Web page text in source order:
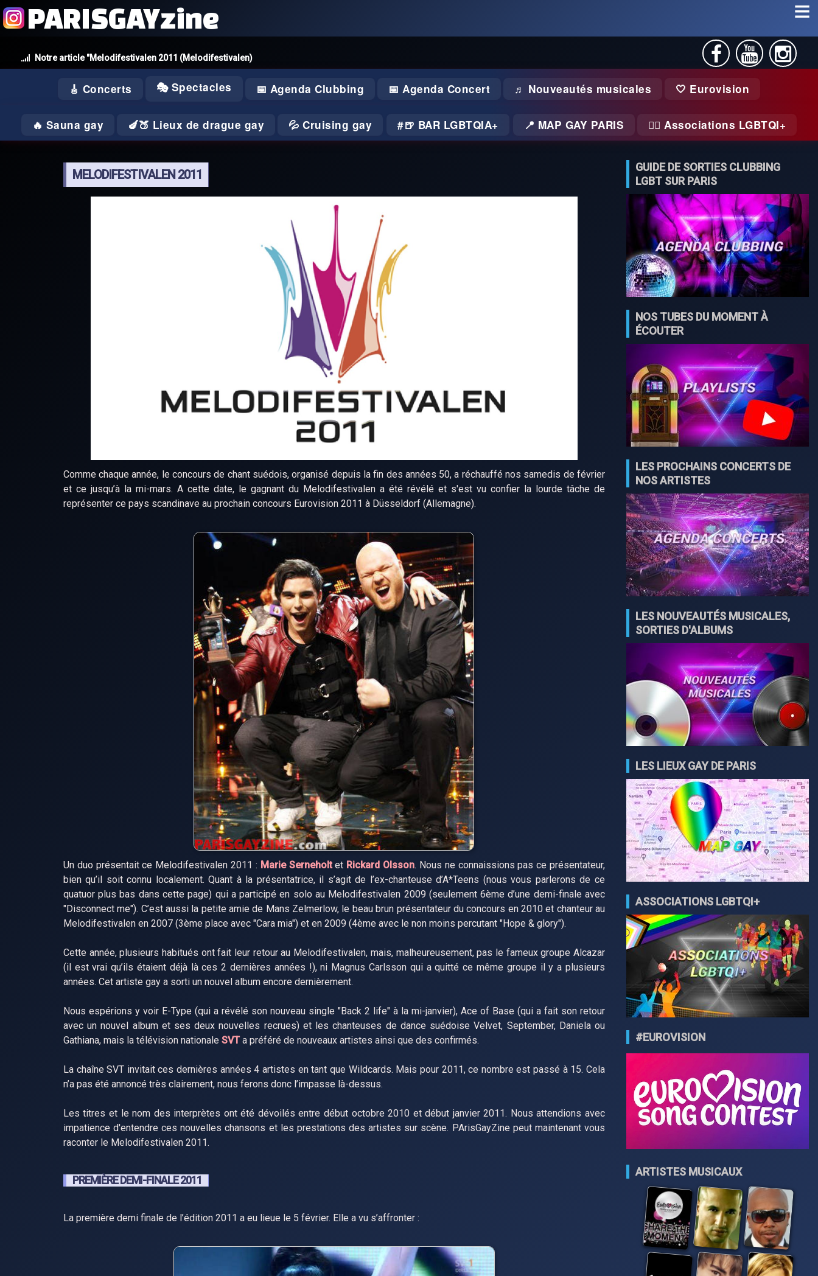
Notre article "Melodifestivalen 2011 (Melodifestivalen)
PARISGAYzine
🎸 Concerts 🎭 Spectacles 📅 Agenda Clubbing 📅 Agenda Concert ♬ Nouveautés musicales 🤍 Eurovision
🔥 Sauna gay 🍆🍑 Lieux de drague gay 💦 Cruising gay 🍺 BAR LGBTQIA+ 📍 MAP GAY PARIS 🏃‍♂️ Associations LGBTQI+
MELODIFESTIVALEN 2011
Comme chaque année, le concours de chant suédois, organisé depuis la fin des années 50, a réchauffé nos samedis de février
et ce jusqu’à la mi-mars. A cette date, le gagnant du Melodifestivalen a été révélé et s'est vu confier la lourde tâche de
représenter ce pays scandinave au prochain concours Eurovision 2011 à Düsseldorf (Allemagne).
Un duo présentait ce Melodifestivalen 2011 : Marie Serneholtet Rickard Olsson. Nous ne connaissions pas ce présentateur,
bien qu’il soit connu localement. Quant à la présentatrice, il s’agit de l’ex-chanteuse d’A*Teens (nous vous parlerons de ce
quatuor plus bas dans cette page) qui a participé en solo au Melodifestivalen 2009 (seulement 6ème d’une demi-finale avec
"Disconnect me"). C’est aussi la petite amie de Mans Zelmerlow, le beau brun présentateur du concours en 2010 et chanteur au
Melodifestivalen en 2007 (3ème place avec "Cara mia") et en 2009 (4ème avec le non moins percutant "Hope & glory").
Cette année, plusieurs habitués ont fait leur retour au Melodifestivalen, mais, malheureusement, pas le fameux groupe Alcazar
(il est vrai qu’ils étaient déjà là ces 2 dernières années !), ni Magnus Carlsson qui a quitté ce même groupe il y a plusieurs
années. Cet artiste gay a sorti un nouvel album encore dernièrement.
Nous espérions y voir E-Type (qui a révélé son nouveau single "Back 2 life" à la mi-janvier), Ace of Base (qui a fait son retour
avec un nouvel album et ses deux nouvelles recrues) et les chanteuses de dance suédoise Velvet, September, Daniela ou
Gathiana, mais la télévision nationale SVTa préféré de nouveaux artistes ainsi que des confirmés.
La chaîne SVT invitait ces dernières années 4 artistes en tant que Wildcards. Mais pour 2011, ce nombre est passé à 15. Cela
n’a pas été annoncé très clairement, nous ferons donc l’impasse là-dessus.
Les titres et le nom des interprètes ont été dévoilés entre début octobre 2010 et début janvier 2011. Nous attendions avec
impatience d'entendre ces nouvelles chansons et les prestations des artistes sur scène. PArisGayZine peut maintenant vous
raconter le Melodifestivalen 2011.
PREMIÈRE DEMI-FINALE 2011
La première demi finale de l’édition 2011 a eu lieue le 5 février. Elle a vu s’affronter :
GUIDE DE SORTIES CLUBBING
LGBT SUR PARIS
NOS TUBES DU MOMENT À
ÉCOUTER
LES PROCHAINS CONCERTS DE
NOS ARTISTES
LES NOUVEAUTÉS MUSICALES,
SORTIES D'ALBUMS
LES LIEUX GAY DE PARIS
ASSOCIATIONS LGBTQI+
#EUROVISION
ARTISTES MUSICAUX